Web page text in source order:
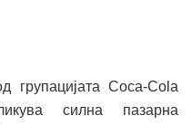
групацијата Coca-Cola
силна пазарна